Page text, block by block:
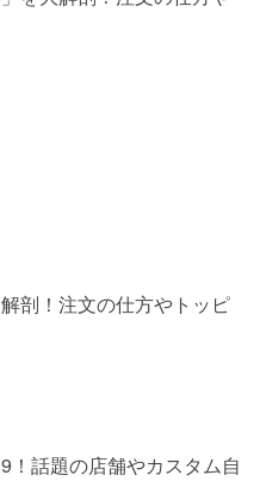
剖！注文の仕方やトッピ
！話題の店舗やカスタム自